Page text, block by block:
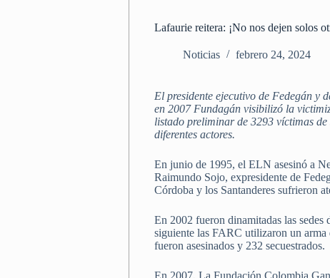
Lafaurie reitera: ¡No nos dejen solos
Noticias febrero 24, 2024
El presidente ejecutivo de Fedegán y
en 2007 Fundagán visibilizó la
listado preliminar de 3293 víctimas
diferentes actores.
En junio de 1995, el ELN asesinó a
Raimundo Sojo, expresidente de
Córdoba y los Santanderes sufrieron
En 2002 fueron dinamitadas las sedes
siguiente las FARC utilizaron un arma
fueron asesinados y 232 secuestrados.